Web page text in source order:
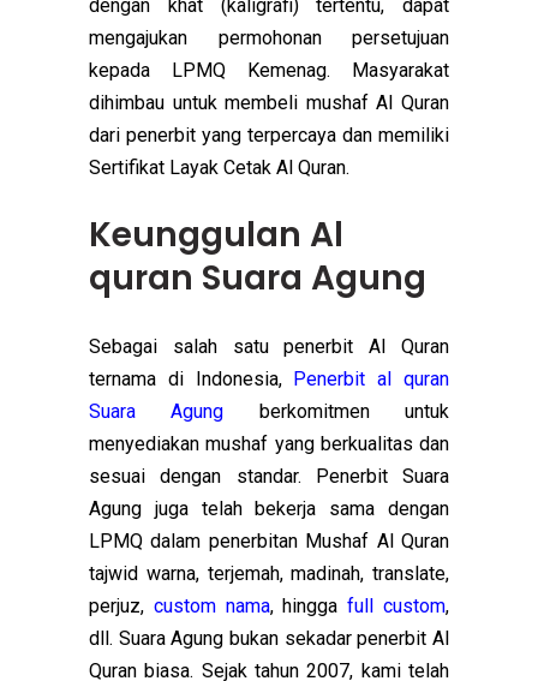
dengan khat (kaligrafi) tertentu, dapat
mengajukan permohonan persetujuan
kepada LPMQ Kemenag. Masyarakat
dihimbau untuk membeli mushaf Al Quran
dari penerbit yang terpercaya dan memiliki
Sertifikat Layak Cetak Al Quran.
Keunggulan Al
quran Suara Agung
Sebagai salah satu penerbit Al Quran
ternama di Indonesia, Penerbit al quran
Suara Agung berkomitmen untuk
menyediakan mushaf yang berkualitas dan
sesuai dengan standar. Penerbit Suara
Agung juga telah bekerja sama dengan
LPMQ dalam penerbitan Mushaf Al Quran
tajwid warna, terjemah, madinah, translate,
perjuz, custom nama, hinggafull custom,
dll. Suara Agung bukan sekadar penerbit Al
Quran biasa. Sejak tahun 2007, kami telah